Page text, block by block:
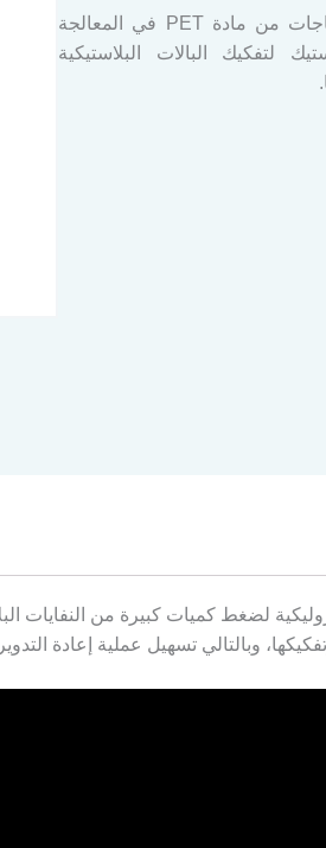
تُستخدم فتاحات عبوات الزجاجات من مادة PET في المعالجة
لتفكيك البالات البلاستيكية
لضغط كميات كبيرة من النفايات